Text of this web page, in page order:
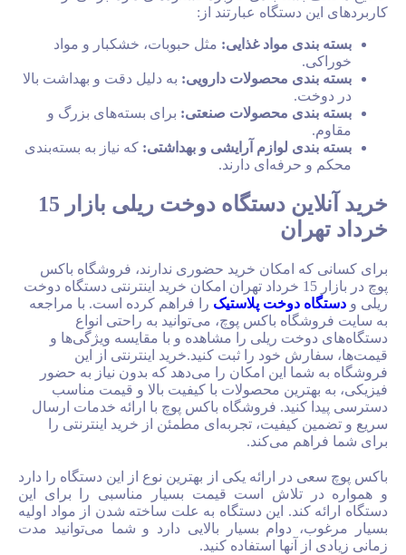
عبارتند از:
مواد غذایی: مثل حبوبات، خشکبار و مواد
محصولات دارویی:به دلیل دقت و بهداشت بالا
محصولات صنعتی:برای بسته‌های بزرگ و
لوازم آرایشی و بهداشتی: که نیاز به بسته‌بندی
دارند.
خرید آنلاین دستگاه دوخت ریلی بازار 15
امکان خرید حضوری ندارند، فروشگاه باکس
پوچ در بازار 15 خرداد تهران امکان خرید اینترنتی دستگاه دوخت
پلاستیکرا فراهم کرده است. با مراجعه
باکس پوچ، می‌توانید به راحتی انواع
ریلی را مشاهده و با مقایسه ویژگی‌ها و
خود را ثبت کنید.خرید اینترنتی از این
این امکان را می‌دهد که بدون نیاز به حضور
محصولات با کیفیت بالا و قیمت مناسب
فروشگاه باکس پوچ با ارائه خدمات ارسال
تجربه‌ای مطمئن از خرید اینترنتی را
می‌کند.
ارائه یکی از بهترین نوع از این دستگاه را دارد
است قیمت بسیار مناسبی را برای این
این دستگاه به علت ساخته شدن از مواد اولیه
دوام بسیار بالایی دارد و شما می‌توانید مدت
استفاده کنید.